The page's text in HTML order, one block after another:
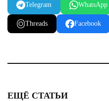
Telegram WhatsApp
Threads Facebook
ЕЩЁ СТАТЬИ